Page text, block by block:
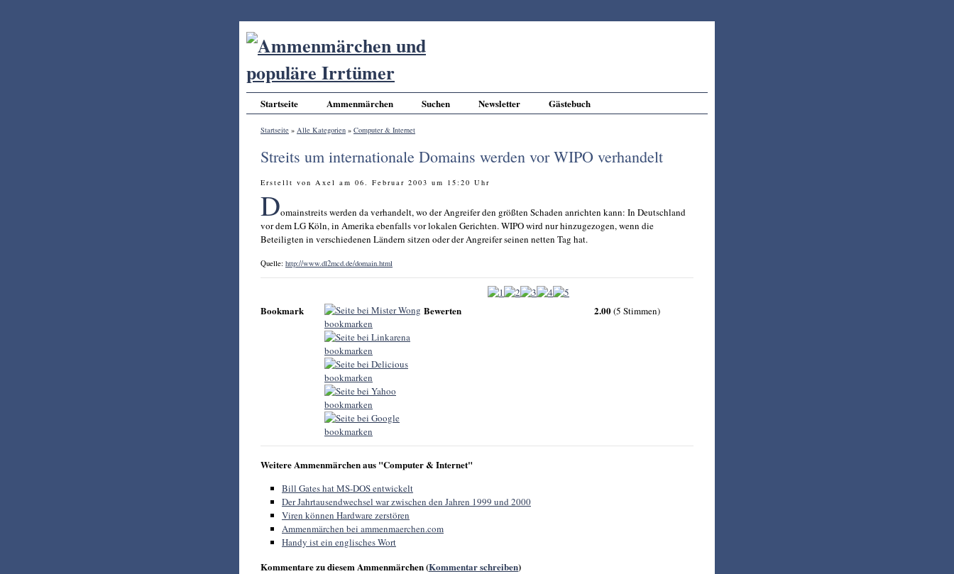
Startseite Ammenmärchen Suchen Newsletter Gästebuch
Startseite » Alle Kategorien » Computer & Internet
Streits um internationale Domains werden vor WIPO verhandelt
Erstellt von Axel am 06. Februar 2003 um 15:20 Uhr
Domainstreits werden da verhandelt, wo der Angreifer den größten Schaden anrichten kann: In Deutschland
vor dem LG Köln, in Amerika ebenfalls vor lokalen Gerichten. WIPO wird nur hinzugezogen, wenn die
Beteiligten in verschiedenen Ländern sitzen oder der Angreifer seinen netten Tag hat.
Quelle: http://www.dl2mcd.de/domain.html
Bookmark Bewerten 2.00(5 Stimmen)
Weitere Ammenmärchen aus "Computer & Internet"
Bill Gates hat MS-DOS entwickelt
Der Jahrtausendwechsel war zwischen den Jahren 1999 und 2000
Viren können Hardware zerstören
Ammenmärchen bei ammenmaerchen.com
Handy ist ein englisches Wort
Kommentare zu diesem Ammenmärchen (Kommentar schreiben)